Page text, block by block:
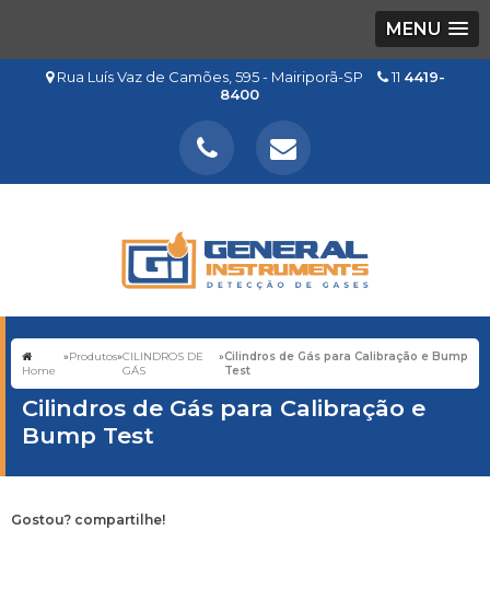
MENU
Rua Luís Vaz de Camões, 595 - Mairiporã-SP 11 4419-
8400
Home
»Produtos»CILINDROS DE
GÁS
»Cilindros de Gás para Calibração e Bump
Test
Cilindros de Gás para Calibração e
Bump Test
Gostou? compartilhe!